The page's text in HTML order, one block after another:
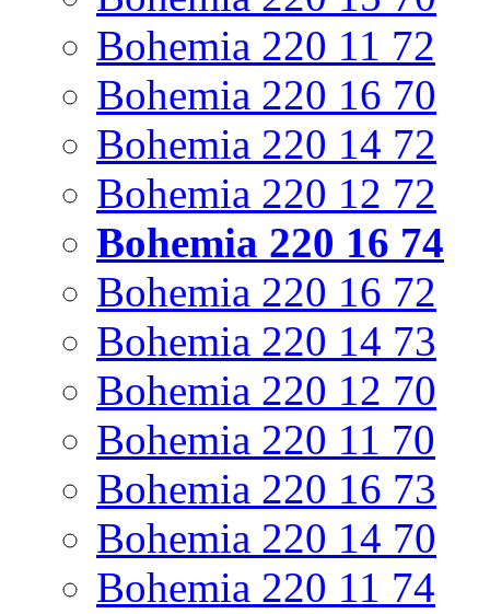
Bohemia 220 11 72
Bohemia 220 16 70
Bohemia 220 14 72
Bohemia 220 12 72
Bohemia 220 16 74
Bohemia 220 16 72
Bohemia 220 14 73
Bohemia 220 12 70
Bohemia 220 11 70
Bohemia 220 16 73
Bohemia 220 14 70
Bohemia 220 11 74